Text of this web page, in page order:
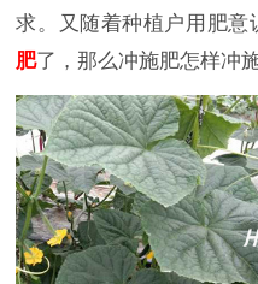
求。 又随着种植 户用肥意
肥了，那么冲施肥怎样冲